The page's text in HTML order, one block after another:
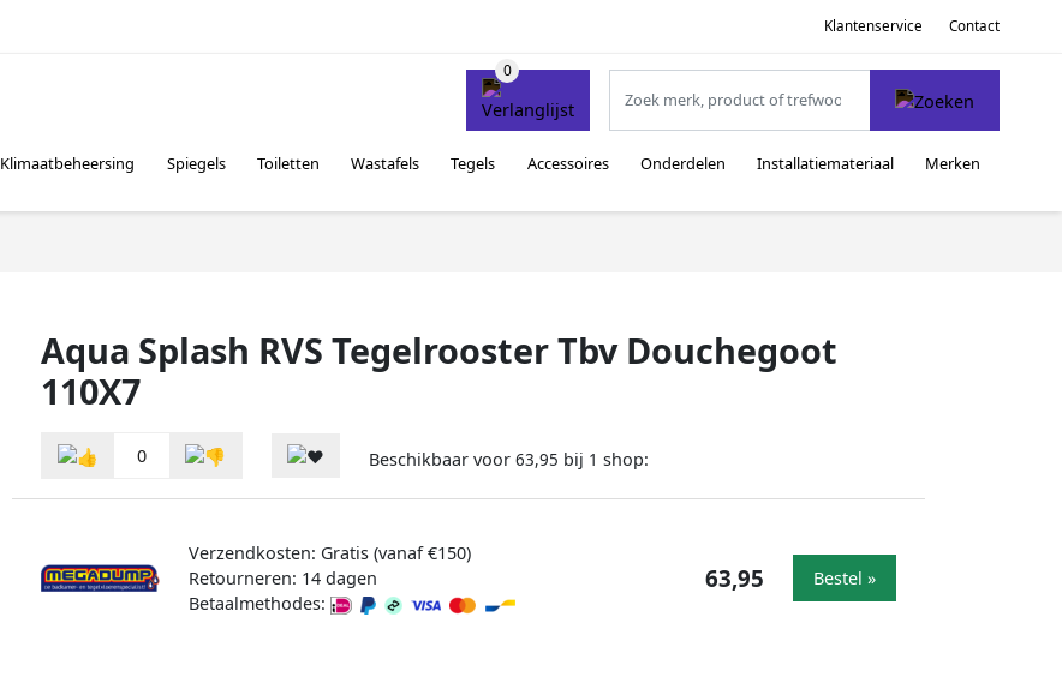
Klantenservice Contact
Klimaatbeheersing Spiegels Toiletten Wastafels Tegels Accessoires Onderdelen Installatiemateriaal Merken
Aqua Splash RVS Tegelrooster Tbv Douchegoot
110X7
0 Beschikbaar voor 63,95 bij 1 shop:
Verzendkosten: Gratis (vanaf €150)
Retourneren: 14 dagen
Betaalmethodes:
63,95 Bestel »